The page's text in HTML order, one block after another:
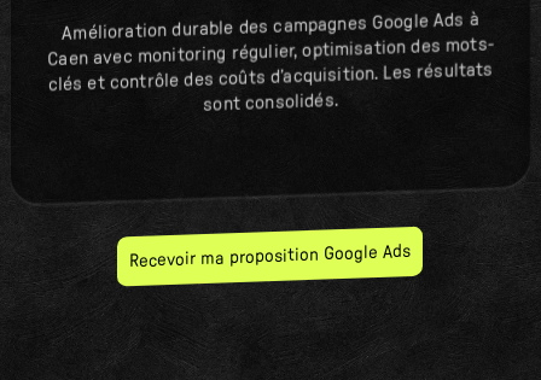
Amélioration durable des campagnes Google Ads à
Caen avec monitoring régulier, optimisation des mots-
clés et contrôle des coûts d’acquisition. Les résultats
sont consolidés.
Recevoir ma proposition Google Ads